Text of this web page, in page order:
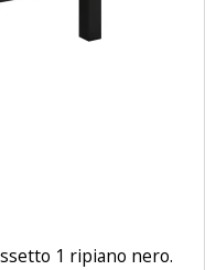
1 ripiano nero.